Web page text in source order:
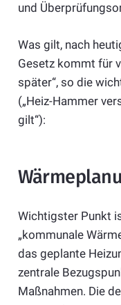
und
Was gilt, nach
Gesetz kommt für
später“, so die
(„Heiz-Hammer
gilt“):
Wichtigster Punkt
„kommunale
das geplante
zentrale
Maßnahmen. Die